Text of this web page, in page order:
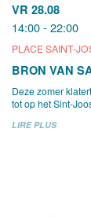
VR 28.08
14:00 - 22:00
PLACE SAINT-
BRON VAN
Deze zomer
tot op het Sint-
LIRE PLUS